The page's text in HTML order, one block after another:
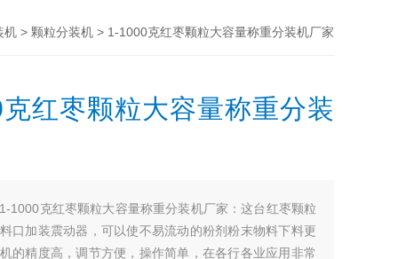
机 > 颗粒分装机 > 1-1000克红枣颗粒大容量称重分装机厂家
红枣颗粒大容量称重分装
1-1000克红枣颗粒大容量称重分装机厂家：这台红枣颗粒
口加装震动器，可以使不易流动的粉剂粉末物料下料更
的精度高，调节方便，操作简单，在各行各业应用非常